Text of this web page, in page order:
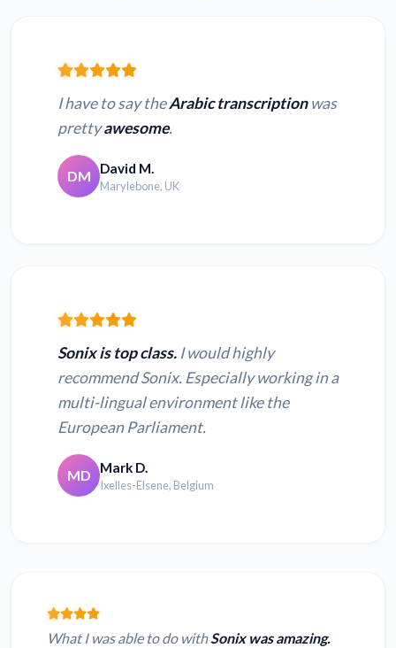
I have to say theArabic transcriptionwas
prettyawesome.
DM David M.
Marylebone, UK
Sonix is top class. I would highly
recommend Sonix. Especially working in a
multi-lingual environment like the
European Parliament.
MD Mark D.
Ixelles-Elsene, Belgium
What I was able to do withSonix was amazing.